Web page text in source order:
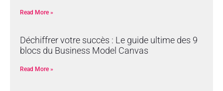
Read More »
Déchiffrer votre succès : Le guide ultime des 9
blocs du Business Model Canvas
Read More »